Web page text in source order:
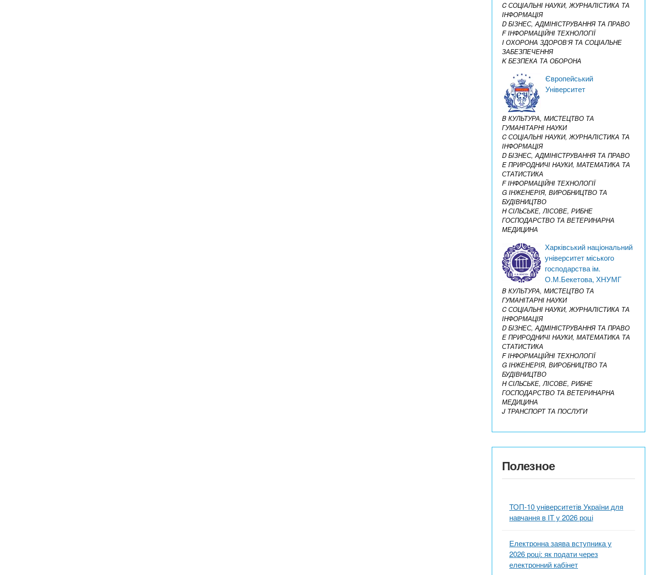
C СОЦІАЛЬНІ НАУКИ, ЖУРНАЛІСТИКА ТА
ІНФОРМАЦІЯ
D БІЗНЕС, АДМІНІСТРУВАННЯ ТА ПРАВО
F ІНФОРМАЦІЙНІ ТЕХНОЛОГІЇ
I ОХОРОНА ЗДОРОВ’Я ТА СОЦІАЛЬНЕ
ЗАБЕЗПЕЧЕННЯ
K БЕЗПЕКА ТА ОБОРОНА
Європейський
Університет
B КУЛЬТУРА, МИСТЕЦТВО ТА
ГУМАНІТАРНІ НАУКИ
C СОЦІАЛЬНІ НАУКИ, ЖУРНАЛІСТИКА ТА
ІНФОРМАЦІЯ
D БІЗНЕС, АДМІНІСТРУВАННЯ ТА ПРАВО
E ПРИРОДНИЧІ НАУКИ, МАТЕМАТИКА ТА
СТАТИСТИКА
F ІНФОРМАЦІЙНІ ТЕХНОЛОГІЇ
G ІНЖЕНЕРІЯ, ВИРОБНИЦТВО ТА
БУДІВНИЦТВО
H СІЛЬСЬКЕ, ЛІСОВЕ, РИБНЕ
ГОСПОДАРСТВО ТА ВЕТЕРИНАРНА
МЕДИЦИНА
Харківський національний
університет міського
господарства ім.
О.М.Бекетова, ХНУМГ
B КУЛЬТУРА, МИСТЕЦТВО ТА
ГУМАНІТАРНІ НАУКИ
C СОЦІАЛЬНІ НАУКИ, ЖУРНАЛІСТИКА ТА
ІНФОРМАЦІЯ
D БІЗНЕС, АДМІНІСТРУВАННЯ ТА ПРАВО
E ПРИРОДНИЧІ НАУКИ, МАТЕМАТИКА ТА
СТАТИСТИКА
F ІНФОРМАЦІЙНІ ТЕХНОЛОГІЇ
G ІНЖЕНЕРІЯ, ВИРОБНИЦТВО ТА
БУДІВНИЦТВО
H СІЛЬСЬКЕ, ЛІСОВЕ, РИБНЕ
ГОСПОДАРСТВО ТА ВЕТЕРИНАРНА
МЕДИЦИНА
J ТРАНСПОРТ ТА ПОСЛУГИ
Полезное
ТОП-10 університетів України для
навчання в ІТ у 2026 році
Електронна заява вступника у
2026 році: як подати через
електронний кабінет